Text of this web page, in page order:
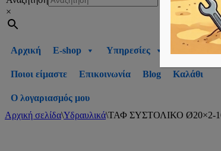
×
Αρχική E-shop Υπηρεσίες
Ποιοι είμαστε Επικοινωνία Blog Καλάθι
Ο λογαριασμός μου
Αρχική σελίδα\Υδραυλικά\ΤΑΦ ΣΥΣΤΟΛΙΚΟ Ø20×2-